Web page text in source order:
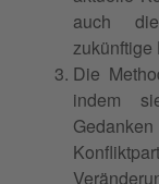
auch
zukünftige
Die
indem